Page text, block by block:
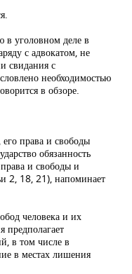
уголовном деле в
с адвокатом, не
свидания с
необходимостью
в обзоре.
его права и свободы
обязанность
и свободы и
2, 18, 21), напоминает
человека и их
предполагает
в том числе в
в местах лишения